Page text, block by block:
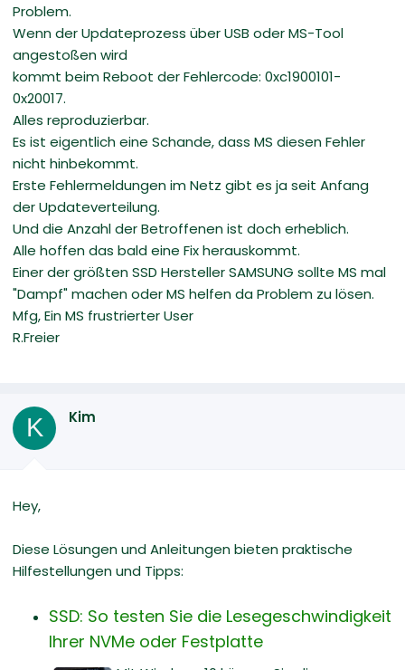
Problem.
Wenn der Updateprozess über USB oder MS-Tool
angestoßen wird
kommt beim Reboot der Fehlercode: 0xc1900101-
0x20017.
Alles reproduzierbar.
Es ist eigentlich eine Schande, dass MS diesen Fehler
nicht hinbekommt.
Erste Fehlermeldungen im Netz gibt es ja seit Anfang
der Updateverteilung.
Und die Anzahl der Betroffenen ist doch erheblich.
Alle hoffen das bald eine Fix herauskommt.
Einer der größten SSD Hersteller SAMSUNG sollte MS mal
"Dampf" machen oder MS helfen da Problem zu lösen.
Mfg, Ein MS frustrierter User
R.Freier
K Kim
Hey,
Diese Lösungen und Anleitungen bieten praktische
Hilfestellungen und Tipps:
SSD: So testen Sie die Lesegeschwindigkeit
Ihrer NVMe oder Festplatte